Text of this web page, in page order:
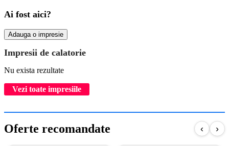
Ai fost aici?
Adauga o impresie
Impresii de calatorie
Nu exista rezultate
Vezi toate impresiile
Oferte recomandate ‹ ›